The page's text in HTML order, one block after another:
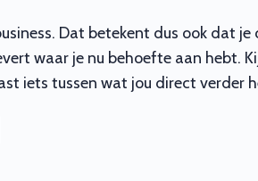
Dat betekent dus ook dat
waar je nu behoefte aan hebt.
iets tussen wat jou direct verder